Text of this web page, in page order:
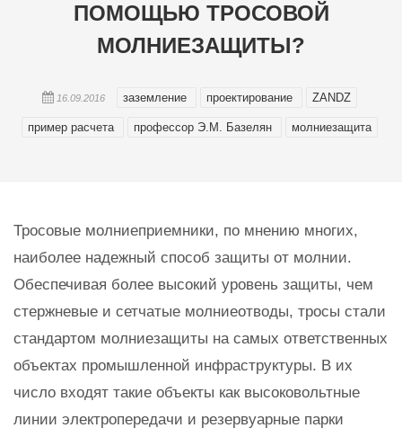
ПОМОЩЬЮ ТРОСОВОЙ
МОЛНИЕЗАЩИТЫ?
16.09.2016 заземление проектирование ZANDZ
пример расчета профессор Э.М. Базелян молниезащита
Тросовые молниеприемники, по мнению многих,
наиболее надежный способ защиты от молнии.
Обеспечивая более высокий уровень защиты, чем
стержневые и сетчатые молниеотводы, тросы стали
стандартом молниезащиты на самых ответственных
объектах промышленной инфраструктуры. В их
число входят такие объекты как высоковольтные
линии электропередачи и резервуарные парки